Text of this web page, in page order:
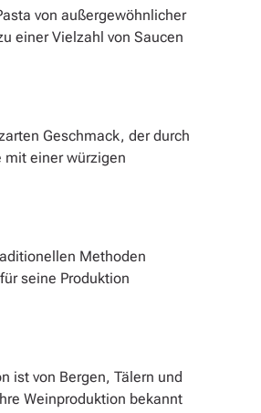
von außergewöhnlicher
einer Vielzahl von Saucen
Geschmack, der durch
mit einer würzigen
Methoden
seine Produktion
ist von Bergen, Tälern und
Weinproduktion bekannt